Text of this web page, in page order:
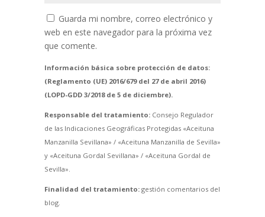
Guarda mi nombre, correo electrónico y
web en este navegador para la próxima vez
que comente.
Información básica sobre protección de datos:
(Reglamento (UE) 2016/679 del 27 de abril 2016)
(LOPD-GDD 3/2018 de 5 de diciembre).
Responsable del tratamiento:Consejo Regulador
de las Indicaciones Geográficas Protegidas «Aceituna
Manzanilla Sevillana» / «Aceituna Manzanilla de Sevilla»
y «Aceituna Gordal Sevillana» / «Aceituna Gordal de
Sevilla».
Finalidad del tratamiento:gestión comentarios del
blog.